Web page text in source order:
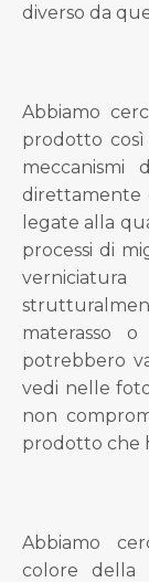
diverso da
Abbiamo
prodotto così
direttamente
legate alla
processi di
materasso
potrebbero
vedi nelle
non
prodotto che
Abbiamo
colore della